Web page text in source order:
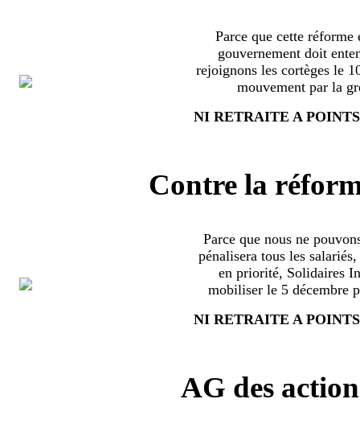
Parce que cette
gouvernement doit
rejoignons les cortèges le
mouvement par la
NI RETRAITE A
Contre la
Parce que nous ne
pénalisera tous les
en priorité, Solidaires
mobiliser le 5 décembre
NI RETRAITE A
AG des